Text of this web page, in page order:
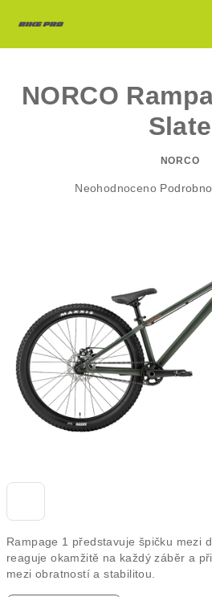
Rampage 1 představuje špičku mezi
reaguje okamžitě na každý záběr a
mezi obratností a stabilitou.
NORCO
Slate
NORCO
Průměrné
hvězdiček.
Neohodnoceno